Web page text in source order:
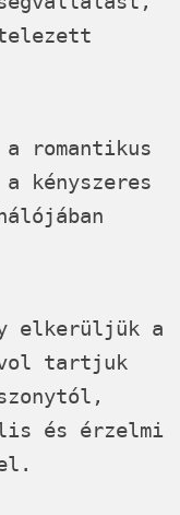
romantikus
kényszeres
elkerüljük a
tartjuk
és érzelmi